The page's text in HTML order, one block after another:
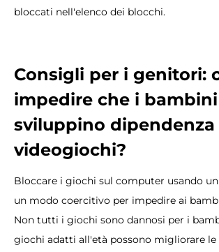
bloccati nell'elenco dei blocchi.
Consigli per i genitori:
impedire che i bambini
sviluppino dipendenza
videogiochi?
Bloccare i giochi sul computer usando
un modo coercitivo per impedire ai
Non tutti i giochi sono dannosi per i
giochi adatti all'età possono migliorare le